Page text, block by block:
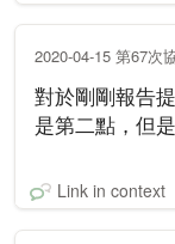
2020-04-15 第67次
對於剛剛報告
是第二點，但
Link in context